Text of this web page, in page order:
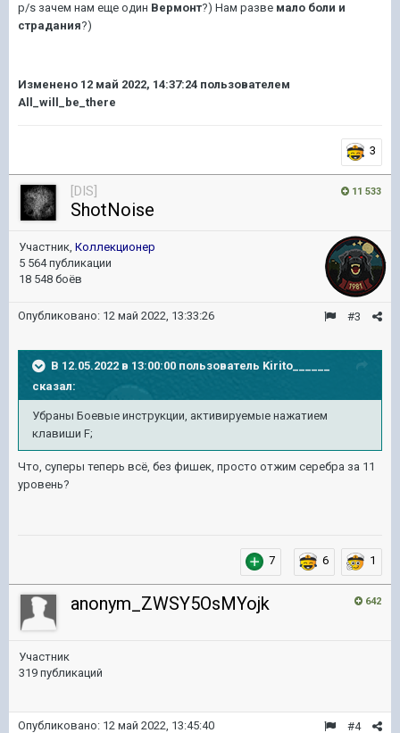
p/s зачем нам еще один Вермонт?) Нам разве мало боли и
страдания?)
Изменено 12 май 2022, 14:37:24 пользователем
All_will_be_there
3
11 533
[DIS]
ShotNoise
Участник, Коллекционер
5 564 публикации
18 548 боёв
#3
Опубликовано: 12 май 2022, 13:33:26
В 12.05.2022 в 13:00:00 пользователь Kirito______
сказал:
Убраны Боевые инструкции, активируемые нажатием
клавиши F;
Что, суперы теперь всё, без фишек, просто отжим серебра за 11
уровень?
7 6 1
642
anonym_ZWSY5OsMYojk
Участник
319 публикаций
#4
Опубликовано: 12 май 2022, 13:45:40